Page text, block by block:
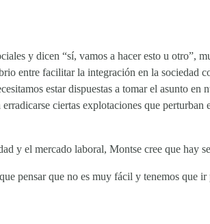
y dicen “sí, vamos a hacer esto u otro”,
entre facilitar la integración en la sociedad
estar dispuestas a tomar el asunto en
ciertas explotaciones que perturban
y el mercado laboral, Montse cree que hay
pensar que no es muy fácil y tenemos que ir